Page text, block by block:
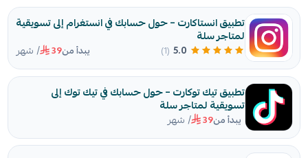
تطبيق انستاكارت – حول حسابك في انستغرام إلى تسويقية
لمتاجر سلة
5.0
(1) يبدأ من39 / شهر
تطبيق تيك توكارت – حول حسابك في تيك توك إلى
تسويقية لمتاجر سلة
يبدأ من39 / شهر